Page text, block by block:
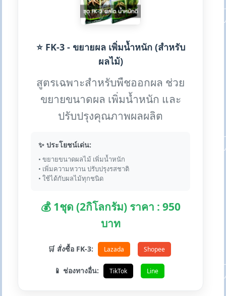
⭐ FK-3 - ขยายผล เพิ่มน้ำหนัก (สำหรับ
ผลไม้)
สูตรเฉพาะสำหรับพืชออกผล ช่วย
ขยายขนาดผล เพิ่มน้ำหนัก และ
ปรับปรุงคุณภาพผลผลิต
✨ ประโยชน์เด่น:
• ขยายขนาดผลไม้ เพิ่มน้ำหนัก
• เพิ่มความหวาน ปรับปรุงรสชาติ
• ใช้ได้กับผลไม้ทุกชนิด
💰 1ชุด (2กิโลกรัม) ราคา : 950
บาท
🛒 สั่งซื้อ FK-3: Lazada Shopee
📱 ช่องทางอื่น: TikTok Line